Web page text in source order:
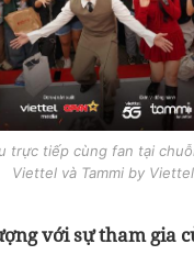
trực tiếp cùng fan tại
Viettel và Tammi by
với sự tham gia